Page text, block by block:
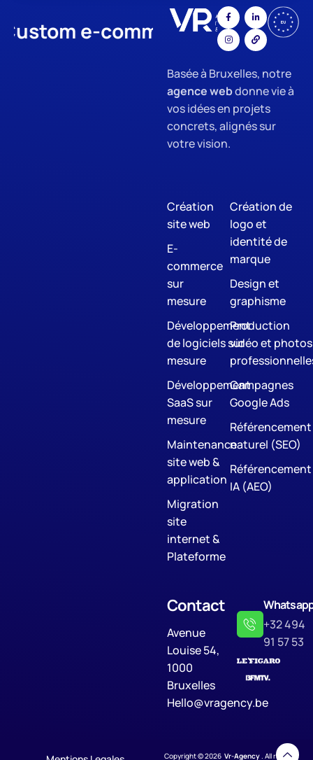
e-commerce App
Basée à Bruxelles, notre
agence webdonne vie à
vos idées en projets
concrets, alignés sur
votre vision.
Création
site web
E-
commerce
sur
mesure
Développement
de logiciels sur
mesure
Développement
SaaS sur
mesure
Maintenance
site web &
application
Migration
site
internet &
Plateforme
Création de
logo et
identité de
marque
Design et
graphisme
Production
vidéo et photos
Campagnes
Google Ads
Référencement
naturel (SEO)
Référencement
IA (AEO)
Contact
Avenue
Louise 54,
1000
Bruxelles
Hello@vragency.be
+32 494
91 57 53
Copyright © 2026 Vr-Agency. All rights